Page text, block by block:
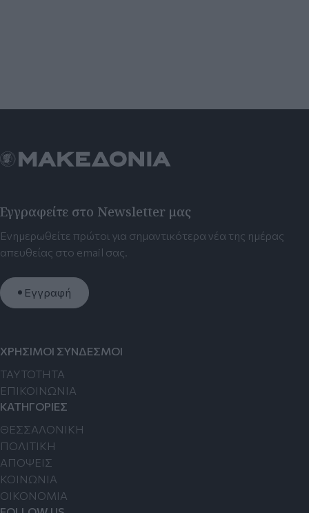
Εγγραφείτε στο Newsletter μας
Ενημερωθείτε πρώτοι για σημαντικότερα νέα της ημέρας
απευθείας στο email σας.
Εγγραφή
ΧΡΗΣΙΜΟΙ ΣΥΝΔΕΣΜΟΙ
TAYTOTHTA
ΕΠΙΚΟΙΝΩΝΙΑ
ΚΑΤΗΓΟΡΙΕΣ
ΘΕΣΣΑΛΟΝΙΚΗ
ΠΟΛΙΤΙΚΗ
ΑΠΟΨΕΙΣ
ΚΟΙΝΩΝΙΑ
ΟΙΚΟΝΟΜΙΑ